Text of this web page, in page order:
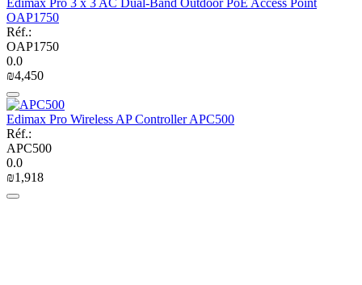
OAP1750
Réf.:
OAP1750
0.0
₪4,450
Edimax Pro Wireless AP Controller APC500
Réf.:
APC500
0.0
₪1,918